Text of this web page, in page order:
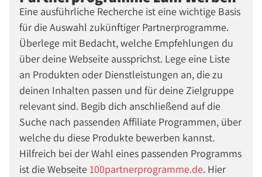
Eine ausführliche Recherche ist eine wichtige Basis
für die Auswahl zukünftiger Partnerprogramme.
Überlege mit Bedacht, welche Empfehlungen du
über deine Webseite aussprichst. Lege eine Liste
an Produkten oder Dienstleistungen an, die zu
deinen Inhalten passen und für deine Zielgruppe
relevant sind. Begib dich anschließend auf die
Suche nach passenden Affiliate Programmen, über
welche du diese Produkte bewerben kannst.
Hilfreich bei der Wahl eines passenden Programms
ist die Webseite100partnerprogramme.de. Hier